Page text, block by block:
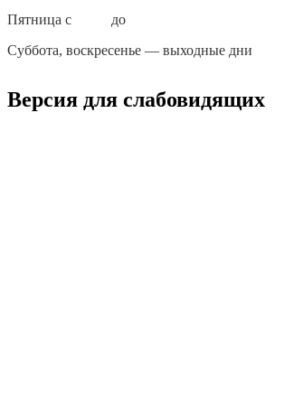
Пятница с
до
Суббота, воскресенье — выходные дни
Версия для слабовидящих